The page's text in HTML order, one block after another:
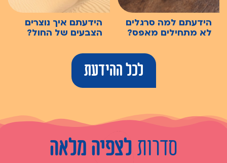
הידעתם למה סרגלים
לא מתחילים מאפס?
הידעתם איך נוצרים
הצבעים של החול?
לכל ההידעת
סדרות לצפיה מלאה